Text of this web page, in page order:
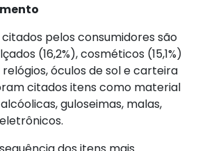
pelos consumidores são
(16,2%), cosméticos (15,1%)
óculos de sol e carteira
citados itens como material
guloseimas, malas,